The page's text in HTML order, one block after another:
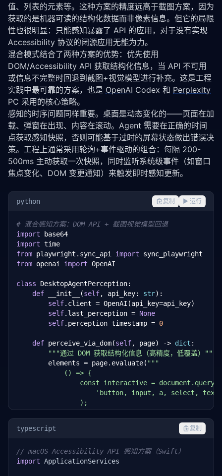
值、列表的元素等。这种方案的精度远高于截图方案，因为
获取的是机器可读的结构化数据而非像素信息。但它的局限
性也很明显：只能感知暴露了 API 的应用，对于没有实现
Accessibility 协议的闭源应用无能为力。
混合模式结合了两种方案的优势：优先使用
DOM/Accessibility API 获取结构化信息，当 API 不可用
或信息不完整时回退到截图+视觉模型进行补充。这是工程
实践中最可靠的方案，也是 OpenAI Codex 和 Perplexity
PC 采用的核心策略。
感知的时序问题同样重要。桌面是动态变化的——页面在加
载、弹窗在出现、内容在滚动。Agent 需要在正确的时间
点获取感知快照，否则可能基于过时的屏幕状态做出错误决
策。工程上通常采用轮询+事件驱动的组合：每隔 200-
500ms 主动获取一次快照，同时监听系统级事件（如窗口
焦点变化、DOM 变更通知）来触发即时感知更新。
python 复制 ▶ 运行
# 混合感知方案：DOM API + 截图视觉模型回退
import
import
from playwright.sync_api import
from openai import OpenAI
class DesktopAgentPerception:
def __init__(self, api_key: str):
self.client = OpenAI(api_key=api_key)
self.last_perception = None
self.perception_timestamp = 0
def perceive_via_dom(self, page) -> dict :
"""通过 DOM 获取结构化信息（高精度，低覆盖）"""
        elements = page.evaluate(
"""
            () => {
const interactive =
'button, input, a, select,
                );
return
                    tag: el.tagName.toLowerCase(),
type: el.type ||
                    id: el.id,
                    name: el.name,
typescript 复制
// macOS Accessibility API 感知方案（Swift）
import ApplicationServices